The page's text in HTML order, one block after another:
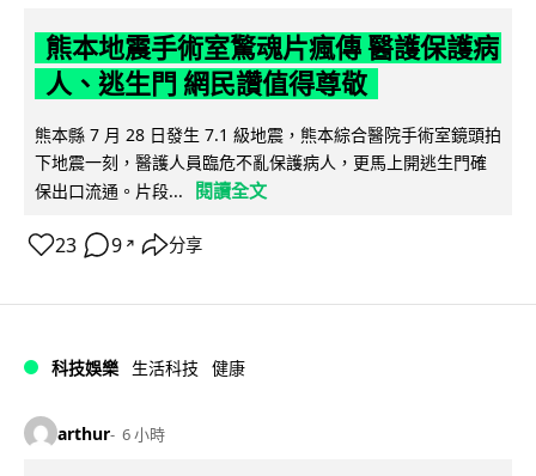
熊本地震手術室驚魂片瘋傳 醫護保護病
人、逃生門 網民讚值得尊敬
熊本縣 7 月 28 日發生 7.1 級地震，熊本綜合醫院手術室鏡頭拍
下地震一刻，醫護人員臨危不亂保護病人，更馬上開逃生門確
保出口流通。片段...
閱讀全文
23 9 ↗ 分享
科技娛樂 生活科技 健康
arthur 6 小時